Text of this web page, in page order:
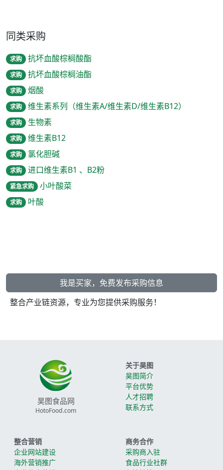
同类采购
求购 抗坏血酸棕榈酸酯
求购 抗坏血酸棕榈油酯
求购 烟酸
求购 维生素系列（维生素A/维生素D/维生素B12）
求购 生物素
求购 维生素B12
求购 氯化胆碱
求购 进口维生素B1 、B2粉
紧急求购 小叶酸菜
求购 叶酸
我是买家，免费发布采购信息
整合产业链资源，专业为您提供采购服务！
昊图食品网
HotoFood.com
关于昊图
昊图简介
平台优势
人才招聘
联系方式
整合营销
企业网站建设
海外营销推广
商务合作
采购商入驻
食品行业社群